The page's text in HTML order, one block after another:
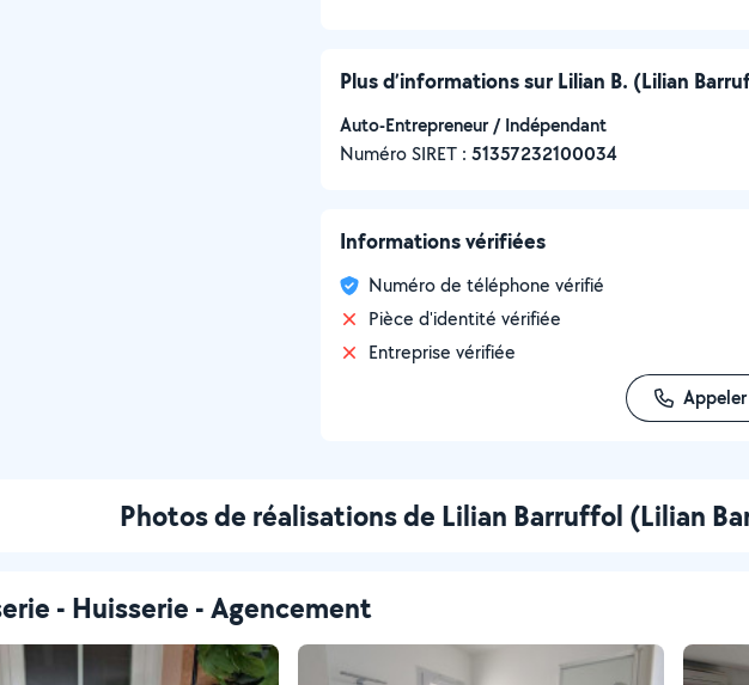
Plus d’informations sur Lilian B. (Lilian
Auto-Entrepreneur / Indépendant
Numéro SIRET : ‍51357232100034
Informations vérifiées
Numéro de téléphone vérifié
Pièce d'identité vérifiée
Entreprise vérifiée
Appeler
Photos de réalisations de Lilian Barruffol (Lilian
- Huisserie - Agencement